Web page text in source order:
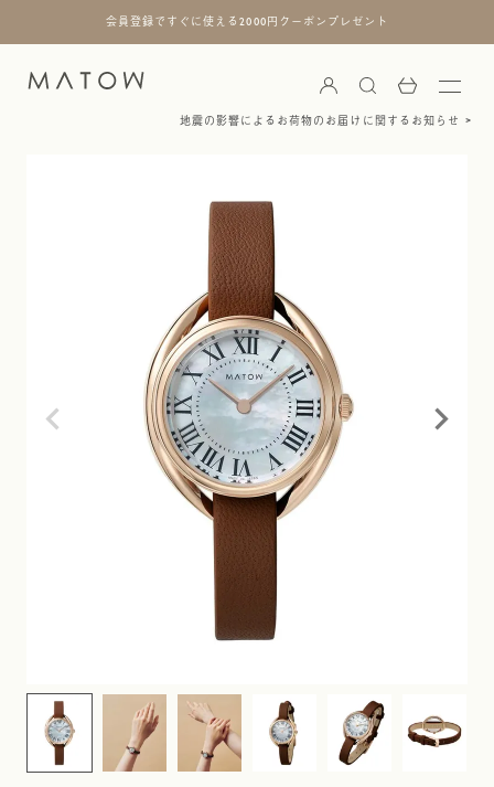
会員登録ですぐに使える2000円クーポンプレゼント
地震の影響によるお荷物のお届けに関するお知らせ